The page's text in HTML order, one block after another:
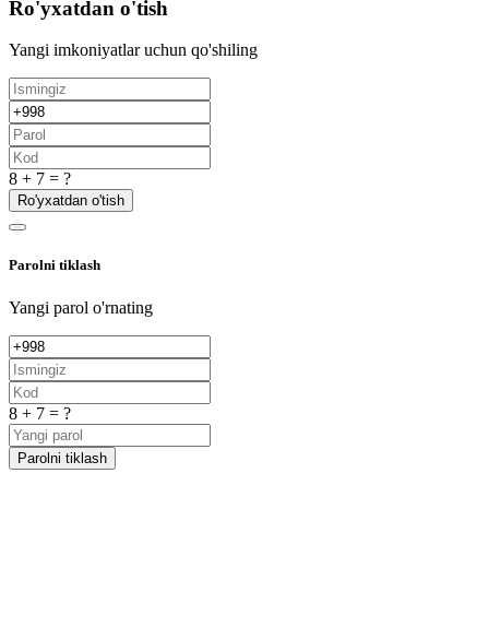
Ro'yxatdan o'tish
Yangi imkoniyatlar uchun qo'shiling
8 + 7 = ?
Ro'yxatdan o'tish
Parolni tiklash
Yangi parol o'rnating
8 + 7 = ?
Parolni tiklash